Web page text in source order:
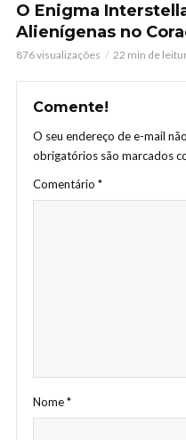
O Enigma
Alienígenas no
876 visualizações 22 min de
Comente!
O seu endereço de e-mail
obrigatórios são marcados
Comentário *
Nome*